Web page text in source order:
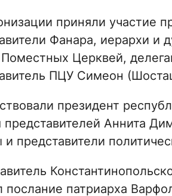
приняли участие
Фанара, иерархи и
Церквей,
ПЦУ Симеон
президент
представителей Аннита
представители
послание патриарха